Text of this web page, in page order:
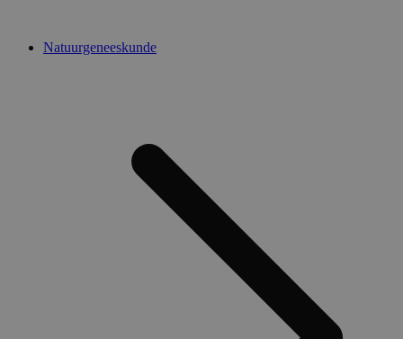
Natuurgeneeskunde